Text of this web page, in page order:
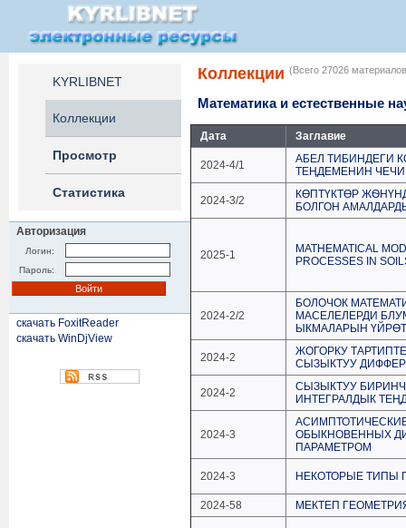
KYRLIBNET
Коллекции
Просмотр
Статистика
Авторизация
Логин:
Пароль:
скачать FoxitReader
скачать WinDjView
Коллекции (Всего 27026
Математика и естественные
Дата Заглавие
2024-4/1
АБЕЛ ТИБИНДЕГИ
ТЕҢДЕМЕНИН
2024-3/2
КӨПТҮКТӨР
БОЛГОН
2025-1
MATHEMATICAL
PROCESSES IN
2024-2/2
БОЛОЧОК
МАСЕЛЕЛЕРДИ
ЫКМАЛАРЫН
2024-2
ЖОГОРКУ
СЫЗЫКТУУ
2024-2
СЫЗЫКТУУ
ИНТЕГРАЛДЫК
2024-3
ОБЫКНОВЕННЫХ
ПАРАМЕТРОМ
2024-3 НЕКОТОРЫЕ ТИПЫ
2024-58 МЕКТЕП